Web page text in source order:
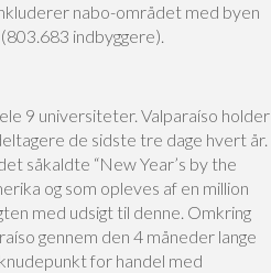
nabo-området med byen
indbyggere).
9 universiteter. Valparaíso holder
de sidste tre dage hvert år.
såkaldte “New Year’s by the
og som opleves af en million
med udsigt til denne. Omkring
gennem den 4 måneder lange
for handel med